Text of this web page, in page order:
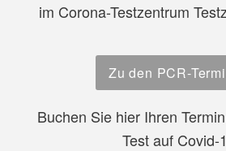
im Corona-Testzentrum
Zu den PCR-
Buchen Sie hier Ihren
Test auf Covid-